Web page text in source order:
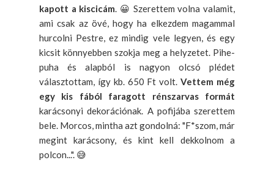
kapott a kiscicám . 😀 Szerettem volna valamit,
ami csak az övé, hogy ha elkezdem magammal
hurcolni Pestre, ez mindig vele legyen, és egy
kicsit könnyebben szokja meg a helyzetet. Pihe-
puha és alapból is nagyon olcsó plédet
választottam, így kb. 650 Ft volt.Vettem még
egy kis fából faragott rénszarvas formát
karácsonyi dekorációnak. A pofijába szerettem
bele. Morcos, mintha azt gondolná: "F*szom, már
megint karácsony, és kint kell dekkolnom a
polcon...". 😅